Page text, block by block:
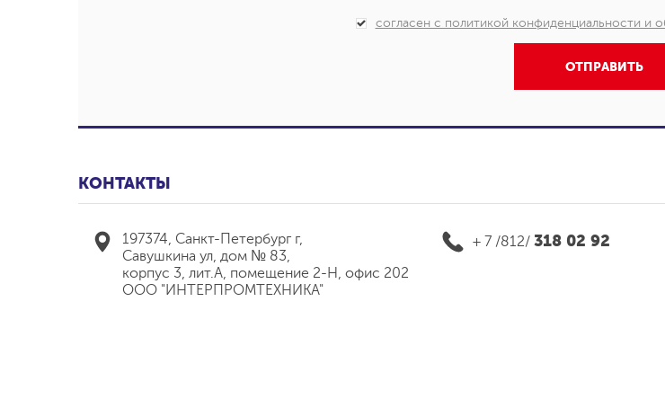
согласен с политикой конфиденциальности и
КОНТАКТЫ
197374, Санкт-Петербург г,
Савушкина ул, дом № 83,
корпус 3, лит.А, помещение 2-Н, офис 202
ООО "ИНТЕРПРОМТЕХНИКА"
+ 7 /812/ 318 02 92